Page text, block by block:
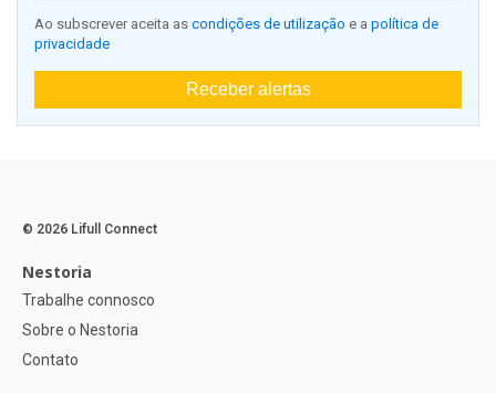
Ao subscrever aceita as condições de utilização e a política de
privacidade
Receber alertas
© 2026 Lifull Connect
Nestoria
Trabalhe connosco
Sobre o Nestoria
Contato